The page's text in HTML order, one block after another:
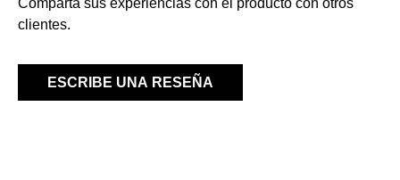
Comparta sus experiencias con el producto con otros
clientes.
ESCRIBE UNA RESEÑA